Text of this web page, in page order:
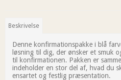
Beskrivelse
Denne konfirmationspakke i blå
løsning til dig, der ønsker et smuk
til konfirmationen. Pakken er
indeholder en stor del af, hvad du
ensartet og festlig præsentation.